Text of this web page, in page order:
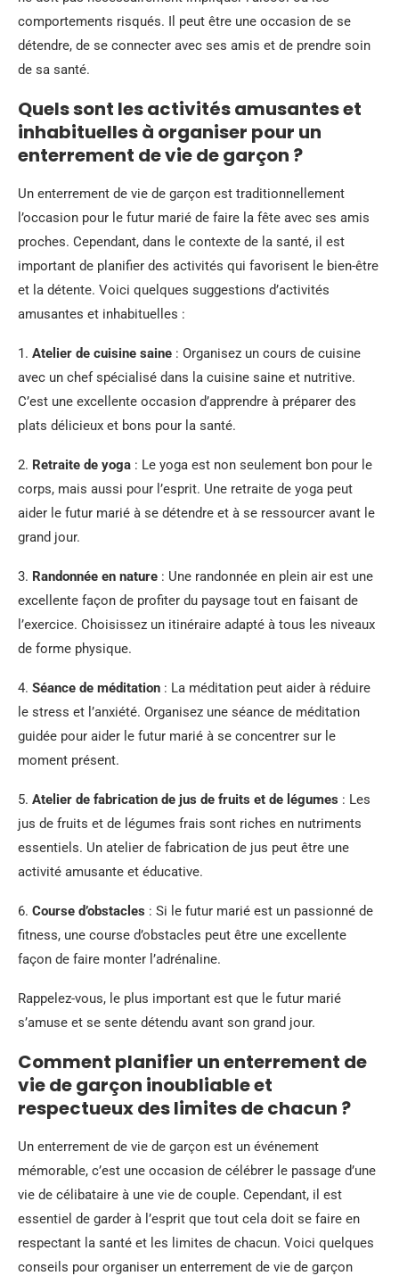
comportements risqués. Il peut être une occasion de se
détendre, de se connecter avec ses amis et de prendre soin
de sa santé.
Quels sont les activités amusantes et
inhabituelles à organiser pour un
enterrement de vie de garçon ?
Un enterrement de vie de garçon est traditionnellement
l’occasion pour le futur marié de faire la fête avec ses amis
proches. Cependant, dans le contexte de la santé, il est
important de planifier des activités qui favorisent le bien-être
et la détente. Voici quelques suggestions d’activités
amusantes et inhabituelles :
1. Atelier de cuisine saine : Organisez un cours de cuisine
avec un chef spécialisé dans la cuisine saine et nutritive.
C’est une excellente occasion d’apprendre à préparer des
plats délicieux et bons pour la santé.
2. Retraite de yoga : Le yoga est non seulement bon pour le
corps, mais aussi pour l’esprit. Une retraite de yoga peut
aider le futur marié à se détendre et à se ressourcer avant le
grand jour.
3. Randonnée en nature : Une randonnée en plein air est une
excellente façon de profiter du paysage tout en faisant de
l’exercice. Choisissez un itinéraire adapté à tous les niveaux
de forme physique.
4. Séance de méditation : La méditation peut aider à réduire
le stress et l’anxiété. Organisez une séance de méditation
guidée pour aider le futur marié à se concentrer sur le
moment présent.
5. Atelier de fabrication de jus de fruits et de légumes : Les
jus de fruits et de légumes frais sont riches en nutriments
essentiels. Un atelier de fabrication de jus peut être une
activité amusante et éducative.
6. Course d’obstacles : Si le futur marié est un passionné de
fitness, une course d’obstacles peut être une excellente
façon de faire monter l’adrénaline.
Rappelez-vous, le plus important est que le futur marié
s’amuse et se sente détendu avant son grand jour.
Comment planifier un enterrement de
vie de garçon inoubliable et
respectueux des limites de chacun ?
Un enterrement de vie de garçon est un événement
mémorable, c’est une occasion de célébrer le passage d’une
vie de célibataire à une vie de couple. Cependant, il est
essentiel de garder à l’esprit que tout cela doit se faire en
respectant la santé et les limites de chacun. Voici quelques
conseils pour organiser un enterrement de vie de garçon